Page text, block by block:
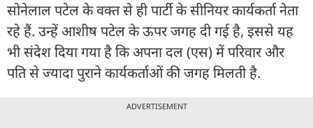
सोनेलाल पटेल के वक्त से ही पार्टी के सीनियर कार्यकर्ता नेता
रहे हैं. उन्हें आशीष पटेल के ऊपर जगह दी गई है, इससे यह
भी संदेश दिया गया है कि अपना दल (एस) में परिवार और
पति से ज्यादा पुराने कार्यकर्ताओं की जगह मिलती है.
ADVERTISEMENT